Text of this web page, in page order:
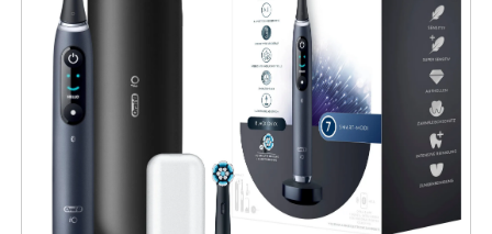
SkinPro 2.0 (SensoAdapt™) – automatisk
Upp till 400 000 ljusimpulser – lång livslängd
Behandlingstid: båda benen på cirka 9 minuter
Inkluderar precisionshuvud och rakapparat
Kliniskt testad och godkänd av Skin Health